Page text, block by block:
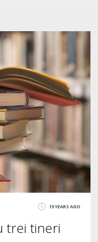
15 YEARS AGO
trei tineri